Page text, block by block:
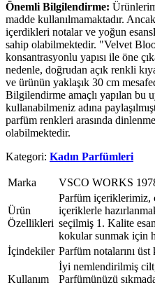
Önemli Bilgilendirme:
madde kullanılmamaktadır.
içerdikleri notalar ve yoğun
sahip olabilmektedir. "Velvet
konsantrasyonlu yapısı ile öne
nedenle, doğrudan açık renkli
ve ürünün yaklaşık 30 cm
Bilgilendirme amaçlı yapılan bu
kullanabilmeniz adına
parfüm renkleri arasında
olabilmektedir.
Kategori: Kadın Parfümleri
Marka VSCO WORKS
Ürün
Özellikleri
Parfüm
içeriklerle
seçilmiş 1. Kalite
kokular sunmak için
İçindekiler Parfüm notalarını
Kullanım
İyi nemlendirilmiş
Parfümünüzü